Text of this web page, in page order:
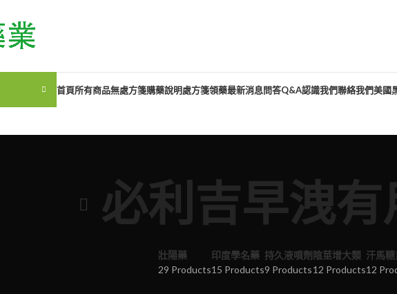
首頁所有商品無處方箋購藥說明處方箋領藥最新消息問答Q&A認識我們聯絡我們美國
必利吉早洩有
壯陽藥
29 Products
印度學名藥
15 Products
持久液噴劑
9 Products
陰莖增大類
12 Products
汗馬糖
12